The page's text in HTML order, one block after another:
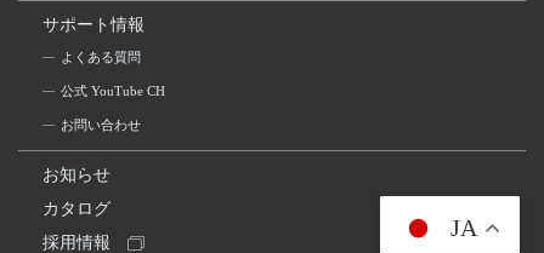
サポート情報
よくある質問
公式 YouTube CH
お問い合わせ
お知らせ
カタログ
採用情報
JA